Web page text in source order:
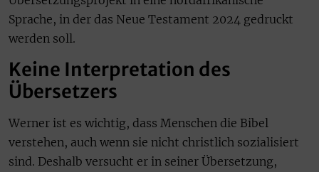
Sprache, in der das Neue Testament 2024 gedruckt
werden soll.
Keine Interpretation des
Übersetzers
Werner ist es wichtig, dass Menschen die Bibel
verstehen, auch wenn sie nicht christlich sozialisiert
sind. Deshalb versucht er in seiner Übersetzung,